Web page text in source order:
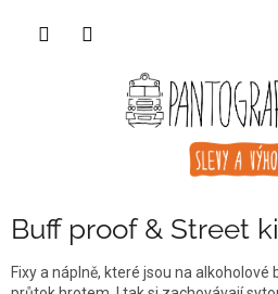
Buff proof & Street
Fixy a náplně, které jsou na alkoholové